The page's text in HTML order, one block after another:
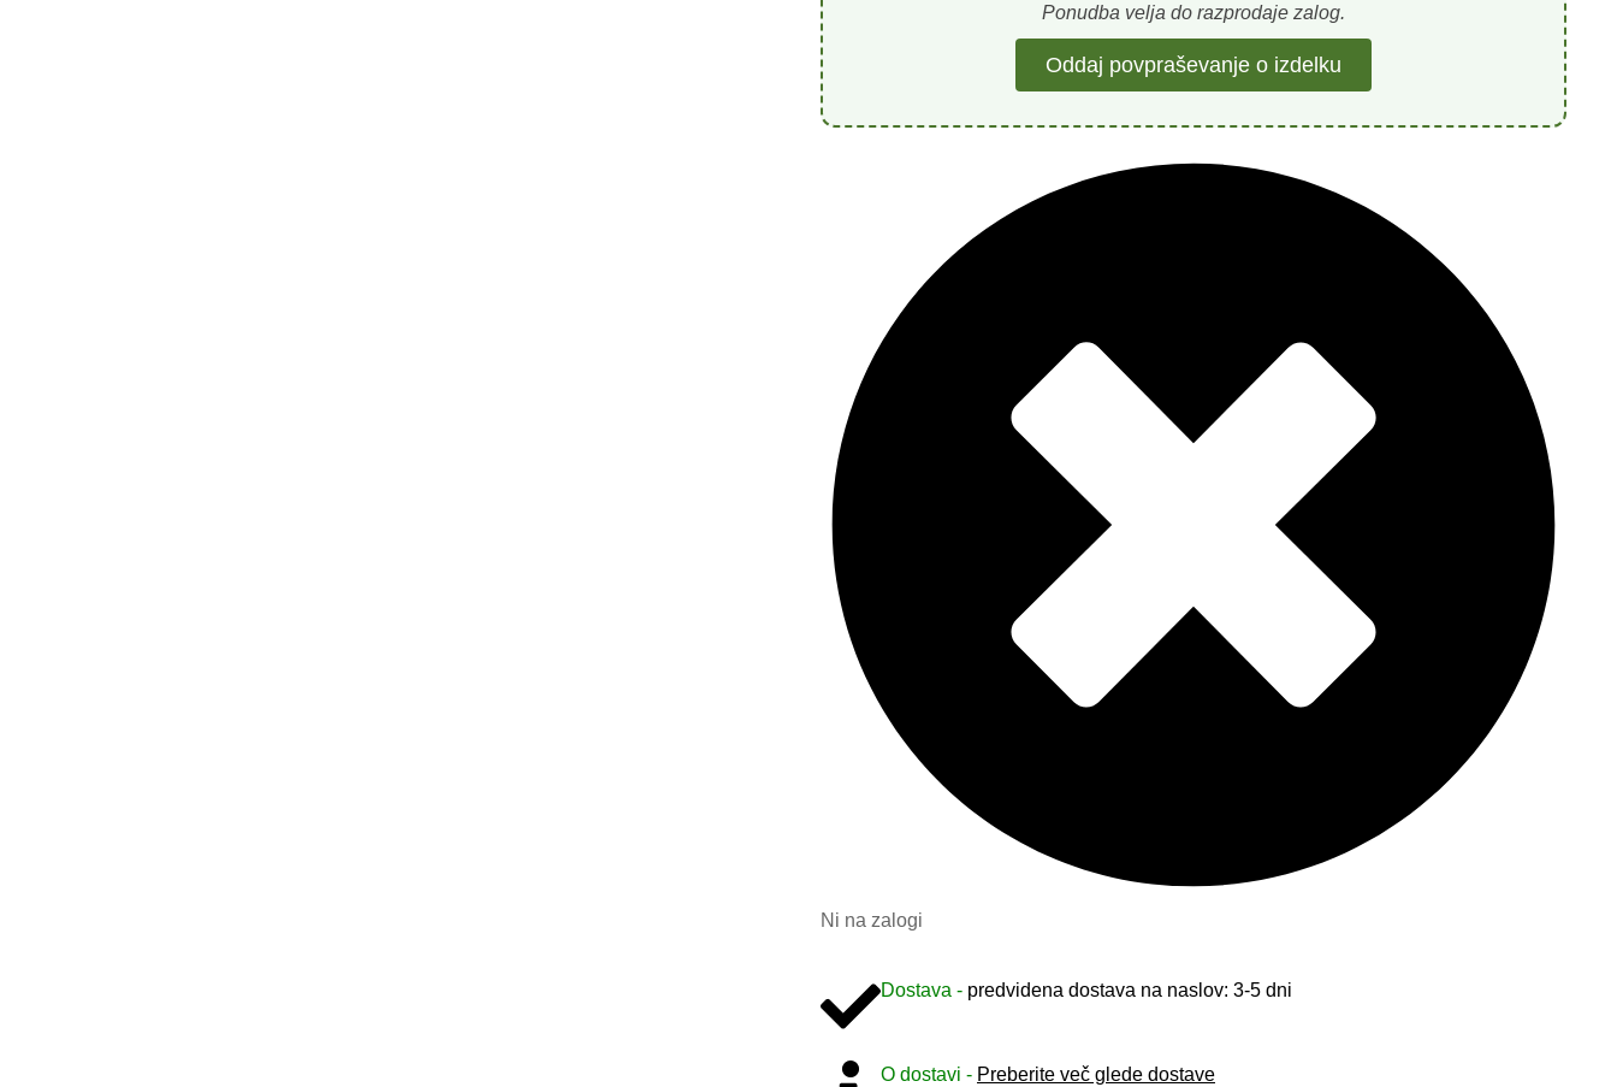
Ponudba velja do razprodaje zalog.
Oddaj povpraševanje o izdelku
Ni na zalogi
Dostava - predvidena dostava na naslov: 3-5 dni
O dostavi - Preberite več glede dostave